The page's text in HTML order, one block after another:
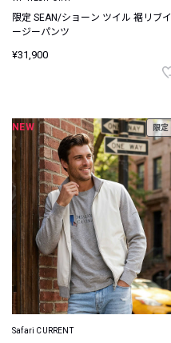
限定 SEAN/ショーン ツイル 裾リブイ
ージーパンツ
¥31,900
NEW 限定
Safari CURRENT